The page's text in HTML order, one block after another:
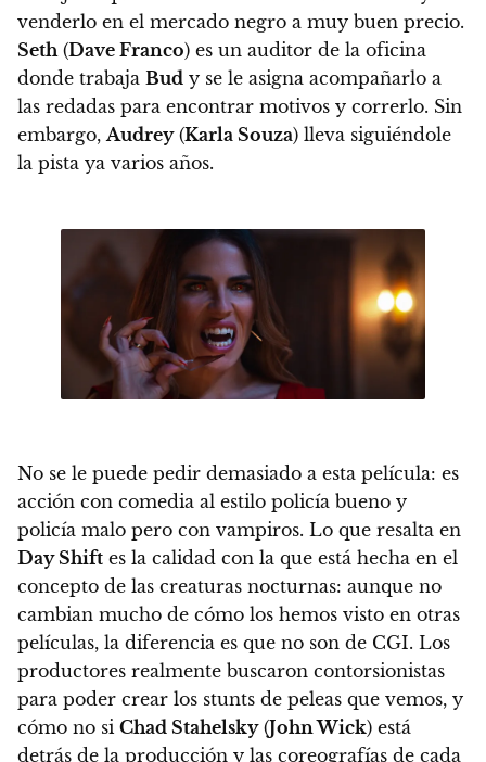
venderlo en el mercado negro a muy buen precio.
Seth(Dave Franco) es un auditor de la oficina
donde trabaja Bud y se le asigna acompañarlo a
las redadas para encontrar motivos y correrlo. Sin
embargo,Audrey(Karla Souza) lleva siguiéndole
la pista ya varios años.
No se le puede pedir demasiado a esta película: es
acción con comedia al estilo policía bueno y
policía malo pero con vampiros. Lo que resalta en
Day Shift es la calidad con la que está hecha en el
concepto de las creaturas nocturnas: aunque no
cambian mucho de cómo los hemos visto en otras
películas, la diferencia es que no son de CGI. Los
productores realmente buscaron contorsionistas
para poder crear los stunts de peleas que vemos, y
cómo no si Chad Stahelsky(John Wick) está
detrás de la producción y las coreografías de cada